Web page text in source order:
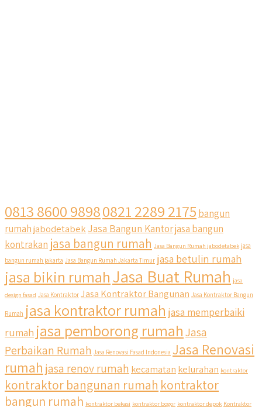
0813 8600 98980821 2289 2175 bangun
rumahjabodetabek Jasa Bangun Kantorjasa bangun
kontrakan jasa bangun rumah Jasa Bangun Rumah jabodetabek jasa
bangun rumah jakarta Jasa Bangun Rumah Jakarta Timur jasa betulin rumah
jasa bikin rumahJasa Buat Rumah jasa
design fasad Jasa Kontraktor Jasa Kontraktor Bangunan Jasa Kontraktor Bangun
Rumah jasa kontraktor rumah jasa memperbaiki
rumah jasa pemborong rumahJasa
Perbaikan Rumah Jasa Renovasi Fasad Indonesia Jasa Renovasi
rumah jasa renov rumah kecamatan kelurahan kontraktor
kontraktor bangunan rumah kontraktor
bangun rumah kontraktor bekasi kontraktor bogor kontraktor depok Kontraktor